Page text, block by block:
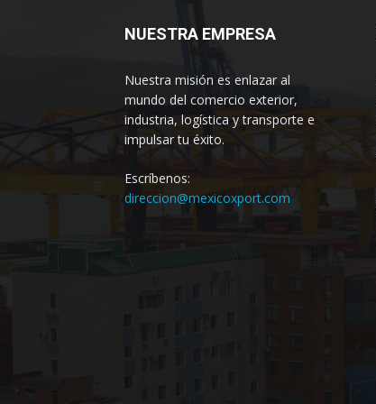
NUESTRA EMPRESA
Nuestra misión es enlazar al
mundo del comercio exterior,
industria, logística y transporte e
impulsar tu éxito.
Escríbenos:
direccion@mexicoxport.com